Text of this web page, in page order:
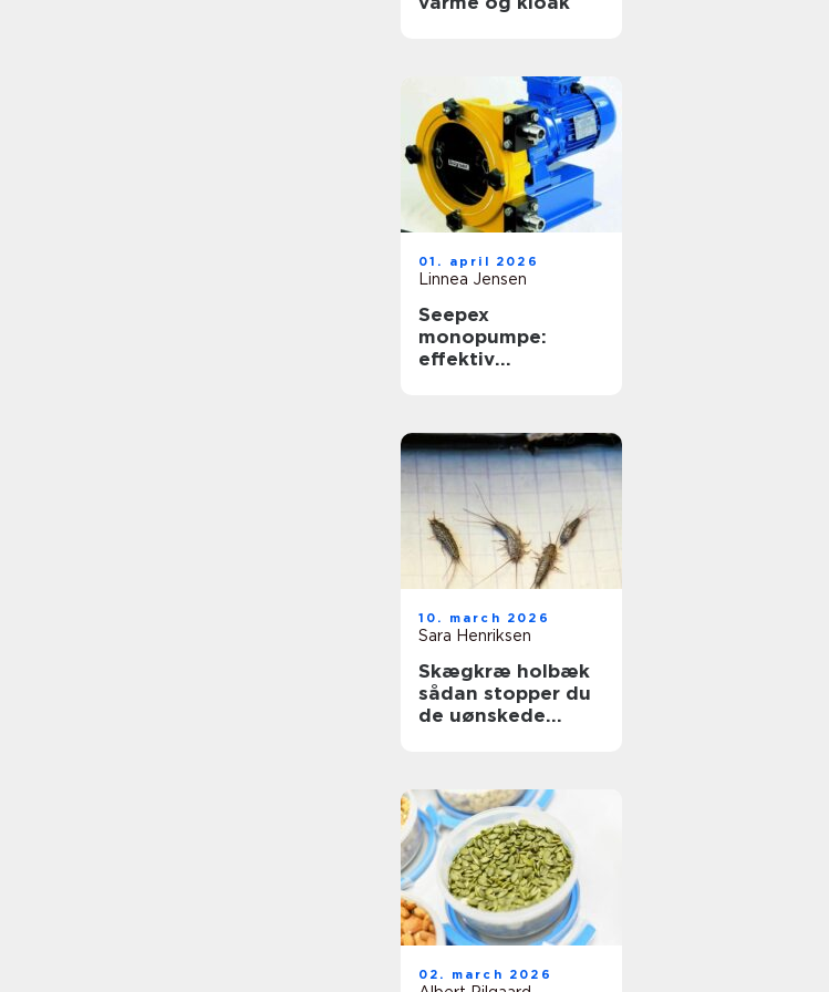
01. april 2026
Linnea Jensen
Seepex
monopumpe:
effektiv
10. march 2026
Sara Henriksen
Skægkræ holbæk
sådan stopper du
de uønskede
02. march 2026